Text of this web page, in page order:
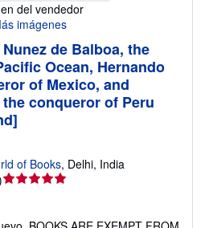
del vendedor
imágenes
de Balboa, the
Ocean, Hernando
of Mexico, and
conqueror of Peru
of Books, Delhi, India
Calificación